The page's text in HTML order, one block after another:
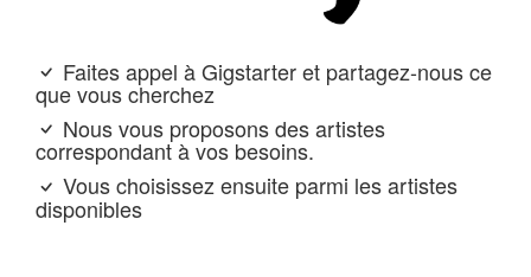
Faites appel à Gigstarter et partagez-nous ce
que vous cherchez
Nous vous proposons des artistes
correspondant à vos besoins.
Vous choisissez ensuite parmi les artistes
disponibles